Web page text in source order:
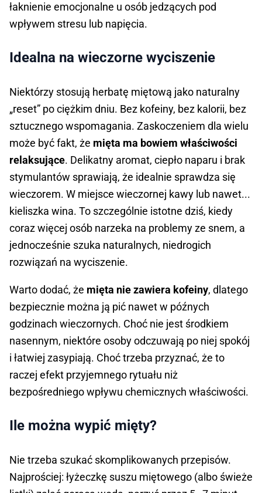
łaknienie emocjonalne u osób jedzących pod
wpływem stresu lub napięcia.
Idealna na wieczorne wyciszenie
Niektórzy stosują herbatę miętową jako naturalny
„reset” po ciężkim dniu. Bez kofeiny, bez kalorii, bez
sztucznego wspomagania. Zaskoczeniem dla wielu
może być fakt, że mięta ma bowiem właściwości
relaksujące. Delikatny aromat, ciepło naparu i brak
stymulantów sprawiają, że idealnie sprawdza się
wieczorem. W miejsce wieczornej kawy lub nawet...
kieliszka wina. To szczególnie istotne dziś, kiedy
coraz więcej osób narzeka na problemy ze snem, a
jednocześnie szuka naturalnych, niedrogich
rozwiązań na wyciszenie.
Warto dodać, że mięta nie zawiera kofeiny, dlatego
bezpiecznie można ją pić nawet w późnych
godzinach wieczornych. Choć nie jest środkiem
nasennym, niektóre osoby odczuwają po niej spokój
i łatwiej zasypiają. Choć trzeba przyznać, że to
raczej efekt przyjemnego rytuału niż
bezpośredniego wpływu chemicznych właściwości.
Ile można wypić mięty?
Nie trzeba szukać skomplikowanych przepisów.
Najprościej: łyżeczkę suszu miętowego (albo świeże